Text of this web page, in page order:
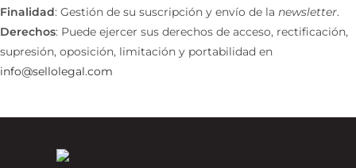
Finalidad: Gestión de su suscripción y envío de la newsletter.
Derechos: Puede ejercer sus derechos de acceso, rectificación,
supresión, oposición, limitación y portabilidad en
info@sellolegal.com